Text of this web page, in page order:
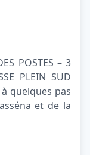
POSTES – 3
PLEIN SUD
quelques pas
et de la